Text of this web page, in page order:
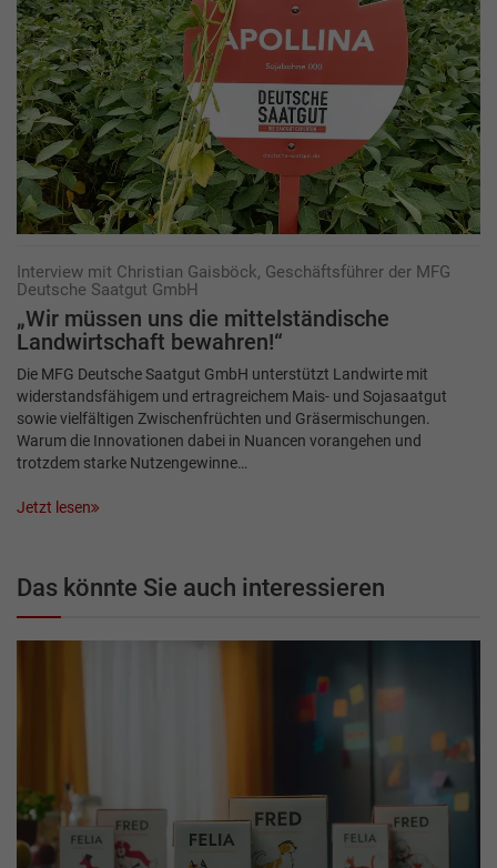
Interview mit Christian Gaisböck, Geschäftsführer der MFG
Deutsche Saatgut GmbH
„Wir müssen uns die mittelständische
Landwirtschaft bewahren!“
Die MFG Deutsche Saatgut GmbH unterstützt Landwirte mit
widerstandsfähigem und ertragreichem Mais- und Sojasaatgut
sowie vielfältigen Zwischenfrüchten und Gräser­mischungen.
Warum die Innovationen dabei in Nuancen vorangehen und
trotzdem starke Nutzengewinne…
Jetzt lesen
Das könnte Sie auch interessieren